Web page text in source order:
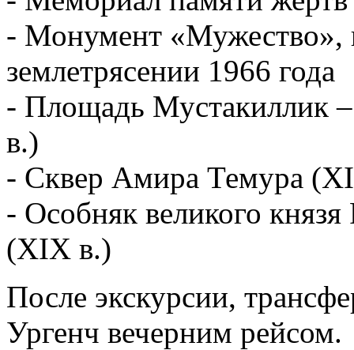
- Монумент «Мужество»,
землетрясении 1966 года
- Площадь Мустакиллик
в.)
- Сквер Амира Темура
- Особняк великого
(XIX в.)
После экскурсии,
Ургенч вечерним рейсом.